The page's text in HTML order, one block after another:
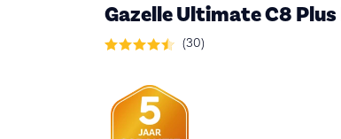
Gazelle Ultimate C8
(30)